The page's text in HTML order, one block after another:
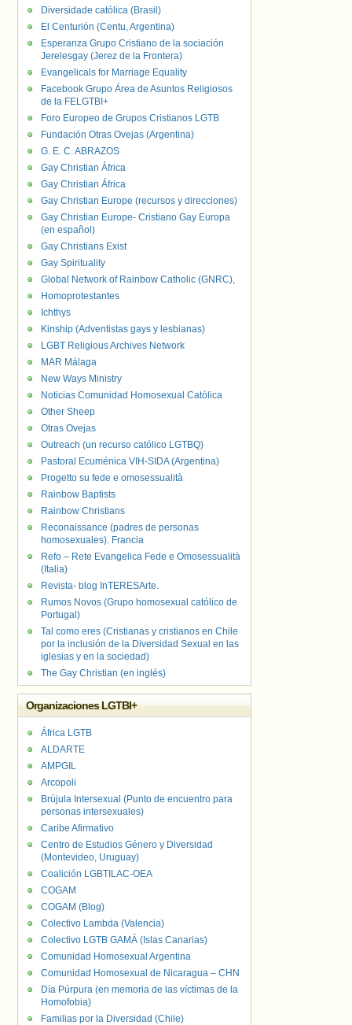
Diversidade católica (Brasil)
El Centurión (Centu, Argentina)
Esperanza Grupo Cristiano de la sociación
Jerelesgay (Jerez de la Frontera)
Evangelicals for Marriage Equality
Facebook Grupo Área de Asuntos Religiosos
de la FELGTBI+
Foro Europeo de Grupos Cristianos LGTB
Fundación Otras Ovejas (Argentina)
G. E. C. ABRAZOS
Gay Christian África
Gay Christian África
Gay Christian Europe (recursos y direcciones)
Gay Christian Europe- Cristiano Gay Europa
(en español)
Gay Christians Exist
Gay Spirituality
Global Network of Rainbow Catholic (GNRC),
Homoprotestantes
Ichthys
Kinship (Adventistas gays y lesbianas)
LGBT Religious Archives Network
MAR Málaga
New Ways Ministry
Noticias Comunidad Homosexual Católica
Other Sheep
Otras Ovejas
Outreach (un recurso católico LGTBQ)
Pastoral Ecuménica VIH-SIDA (Argentina)
Progetto su fede e omosessualità
Rainbow Baptists
Rainbow Christians
Reconaissance (padres de personas
homosexuales). Francia
Refo – Rete Evangelica Fede e Omosessualità
(Italia)
Revista- blog InTERESArte.
Rumos Novos (Grupo homosexual católico de
Portugal)
Tal como eres (Cristianas y cristianos en Chile
por la inclusión de la Diversidad Sexual en las
iglesias y en la sociedad)
The Gay Christian (en inglés)
Organizaciones LGTBI+
África LGTB
ALDARTE
AMPGIL
Arcopoli
Brújula Intersexual (Punto de encuentro para
personas intersexuales)
Caribe Afirmativo
Centro de Estudios Género y Diversidad
(Montevideo, Uruguay)
Coalición LGBTILAC-OEA
COGAM
COGAM (Blog)
Colectivo Lambda (Valencia)
Colectivo LGTB GAMÁ (Islas Canarias)
Comunidad Homosexual Argentina
Comunidad Homosexual de Nicaragua – CHN
Día Púrpura (en memoria de las víctimas de la
Homofobia)
Familias por la Diversidad (Chile)